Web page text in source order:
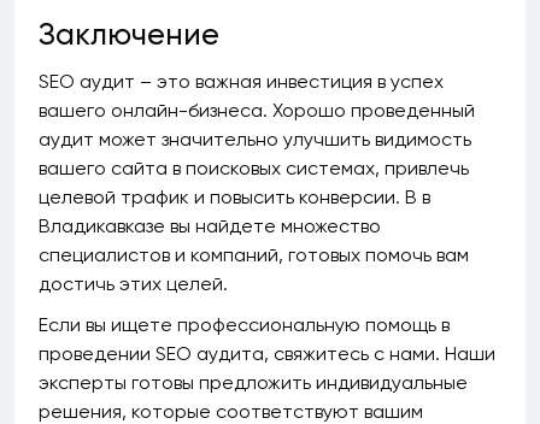
Заключение
SEO аудит – это важная инвестиция в успех
вашего онлайн-бизнеса. Хорошо проведенный
аудит может значительно улучшить видимость
вашего сайта в поисковых системах, привлечь
целевой трафик и повысить конверсии. В в
Владикавказе вы найдете множество
специалистов и компаний, готовых помочь вам
достичь этих целей.
Если вы ищете профессиональную помощь в
проведении SEO аудита, свяжитесь с нами. Наши
эксперты готовы предложить индивидуальные
решения, которые соответствуют вашим